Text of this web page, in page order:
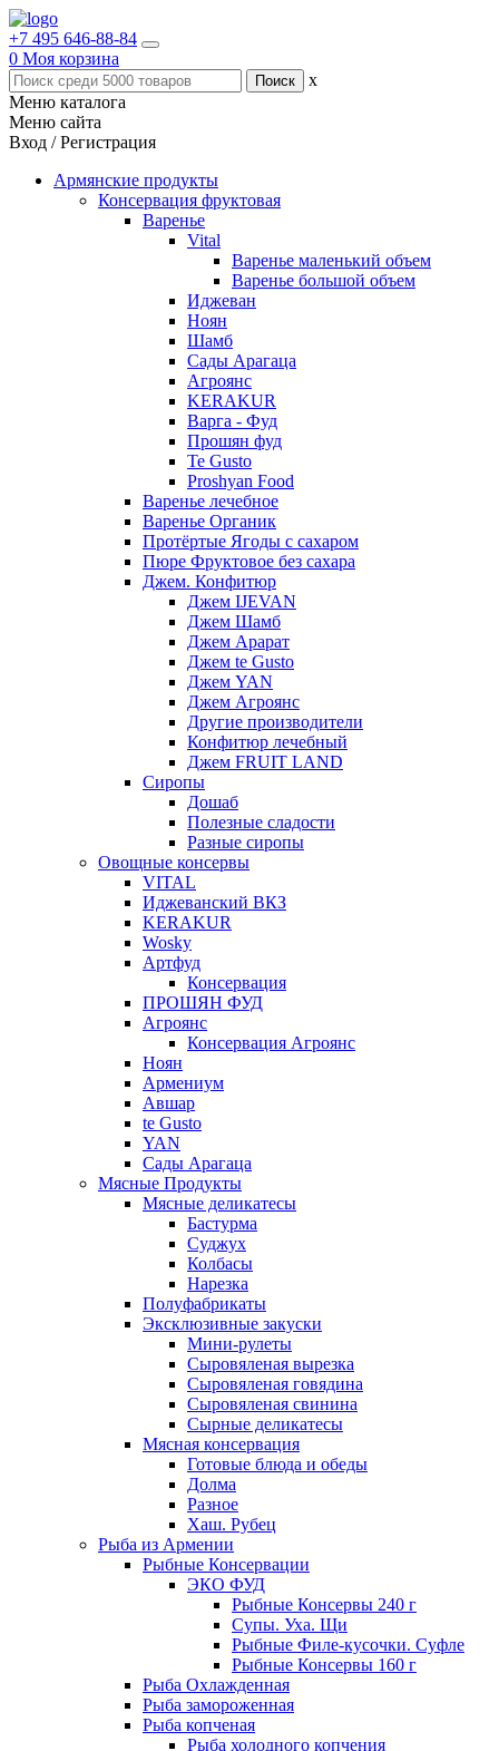
+7 495 646-88-84
0 Моя корзина
x
Меню каталога
Меню сайта
Вход / Регистрация
Армянские продукты
Консервация фруктовая
Варенье
Vital
Варенье маленький объем
Варенье большой объем
Иджеван
Ноян
Шамб
Сады Арагаца
Агроянс
KERAKUR
Варга - Фуд
Прошян фуд
Te Gusto
Proshyan Food
Варенье лечебное
Варенье Органик
Протёртые Ягоды с сахаром
Пюре Фруктовое без сахара
Джем. Конфитюр
Джем IJEVAN
Джем Шамб
Джем Арарат
Джем te Gusto
Джем YAN
Джем Агроянс
Другие производители
Конфитюр лечебный
Джем FRUIT LAND
Сиропы
Дошаб
Полезные сладости
Разные сиропы
Овощные консервы
VITAL
Иджеванский ВКЗ
KERAKUR
Wosky
Артфуд
Консервация
ПРОШЯН ФУД
Агроянс
Консервация Агроянс
Ноян
Армениум
Авшар
te Gusto
YAN
Сады Арагаца
Мясные Продукты
Мясные деликатесы
Бастурма
Суджух
Колбасы
Нарезка
Полуфабрикаты
Эксклюзивные закуски
Мини-рулеты
Сыровяленая вырезка
Сыровяленая говядина
Сыровяленая свинина
Сырные деликатесы
Мясная консервация
Готовые блюда и обеды
Долма
Разное
Хаш. Рубец
Рыба из Армении
Рыбные Консервации
ЭКО ФУД
Рыбные Консервы 240 г
Супы. Уха. Щи
Рыбные Филе-кусочки. Суфле
Рыбные Консервы 160 г
Рыба Охлажденная
Рыба замороженная
Рыба копченая
Рыба холодного копчения